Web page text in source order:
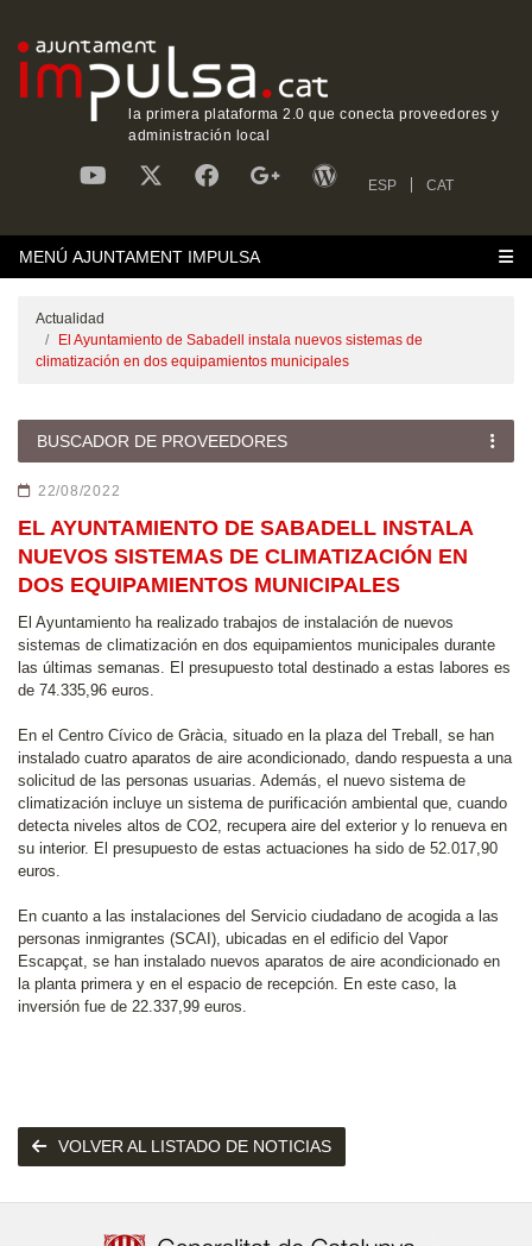
la primera plataforma 2.0 que conecta proveedores y
administración local
ESP CAT
MENÚ AJUNTAMENT IMPULSA
Actualidad
El Ayuntamiento de Sabadell instala nuevos sistemas de
climatización en dos equipamientos municipales
BUSCADOR DE PROVEEDORES
22/08/2022
EL AYUNTAMIENTO DE SABADELL INSTALA
NUEVOS SISTEMAS DE CLIMATIZACIÓN EN
DOS EQUIPAMIENTOS MUNICIPALES
El Ayuntamiento ha realizado trabajos de instalación de nuevos
sistemas de climatización en dos equipamientos municipales durante
las últimas semanas. El presupuesto total destinado a estas labores es
de 74.335,96 euros.
En el Centro Cívico de Gràcia, situado en la plaza del Treball, se han
instalado cuatro aparatos de aire acondicionado, dando respuesta a una
solicitud de las personas usuarias. Además, el nuevo sistema de
climatización incluye un sistema de purificación ambiental que, cuando
detecta niveles altos de CO2, recupera aire del exterior y lo renueva en
su interior. El presupuesto de estas actuaciones ha sido de 52.017,90
euros.
En cuanto a las instalaciones del Servicio ciudadano de acogida a las
personas inmigrantes (SCAI), ubicadas en el edificio del Vapor
Escapçat, se han instalado nuevos aparatos de aire acondicionado en
la planta primera y en el espacio de recepción. En este caso, la
inversión fue de 22.337,99 euros.
VOLVER AL LISTADO DE NOTICIAS